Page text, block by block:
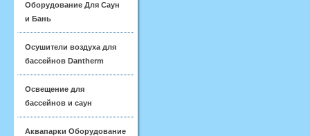
Оборудование Для Саун
и Бань
Осушители воздуха для
бассейнов Dantherm
Освещение для
бассейнов и саун
Аквапарки Оборудование